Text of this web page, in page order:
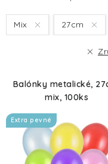
s
p
d
k
t
n
í
o
u
k
Mix 27cm
Balónky metalické,
mix, 100ks
Extra pevné